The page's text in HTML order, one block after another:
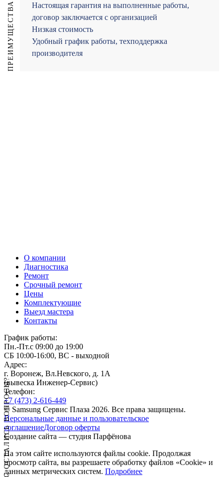
У ВАС ОСТАЛИСЬ ВОПРОСЫ?
ПРЕИМУЩЕСТВА
Настоящая гарантия на выполненные работы,
договор заключается с организацией
Низкая стоимость
Удобный график работы, техподдержка
производителя
О компании
Диагностика
Ремонт
Срочный ремонт
Цены
Комплектующие
Выезд мастера
Контакты
График работы:
Пн.-Пт.с 09:00 до 19:00
СБ 10:00-16:00, ВС - выходной
Адрес:
г. Воронеж, Вл.Невского, д. 1А
(вывеска Инженер-Сервис)
Телефон:
+7 (473) 2-616-449
© Samsung Сервис Плаза 2026. Все права защищены.
Персональные данные и пользовательское
соглашениеДоговор оферты
Создание сайта — студия Парфёнова
На этом сайте используются файлы cookie. Продолжая
просмотр сайта, вы разрешаете обработку файлов «Cookie» и
данных метрических систем. Подробнее